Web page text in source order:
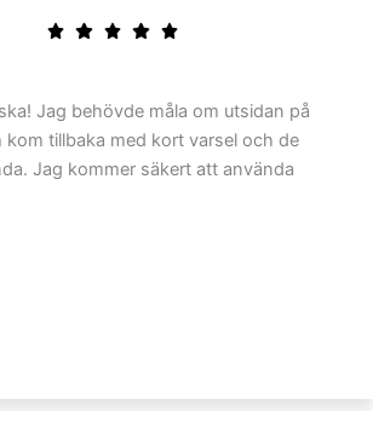
Vi kontaktade Skepiab tillsammans
målerifirmor för att få offerter.
kom ut till oss snabbt och arbetade
vid 7:30. Besättningen var mycket